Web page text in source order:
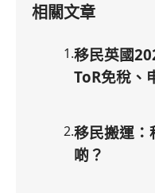
相關文章
1.移民英國
ToR免稅、
2.移民搬運：
啲？